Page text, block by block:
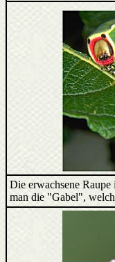
Die erwachsene
man die "Gabel",